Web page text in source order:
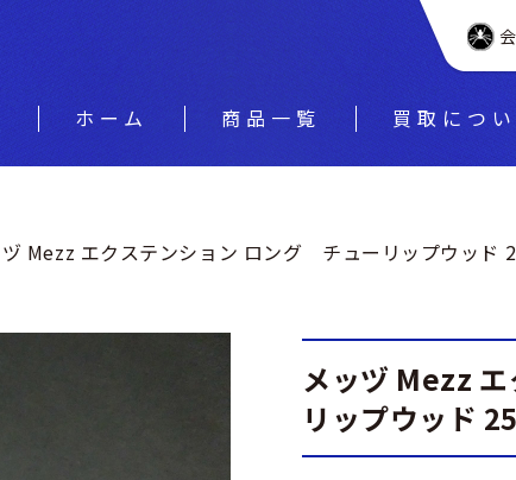
ホーム 商品一覧 買取につい
Mezz エクステンション ロング チューリップウッド
メッヅ Mezz
リップウッド